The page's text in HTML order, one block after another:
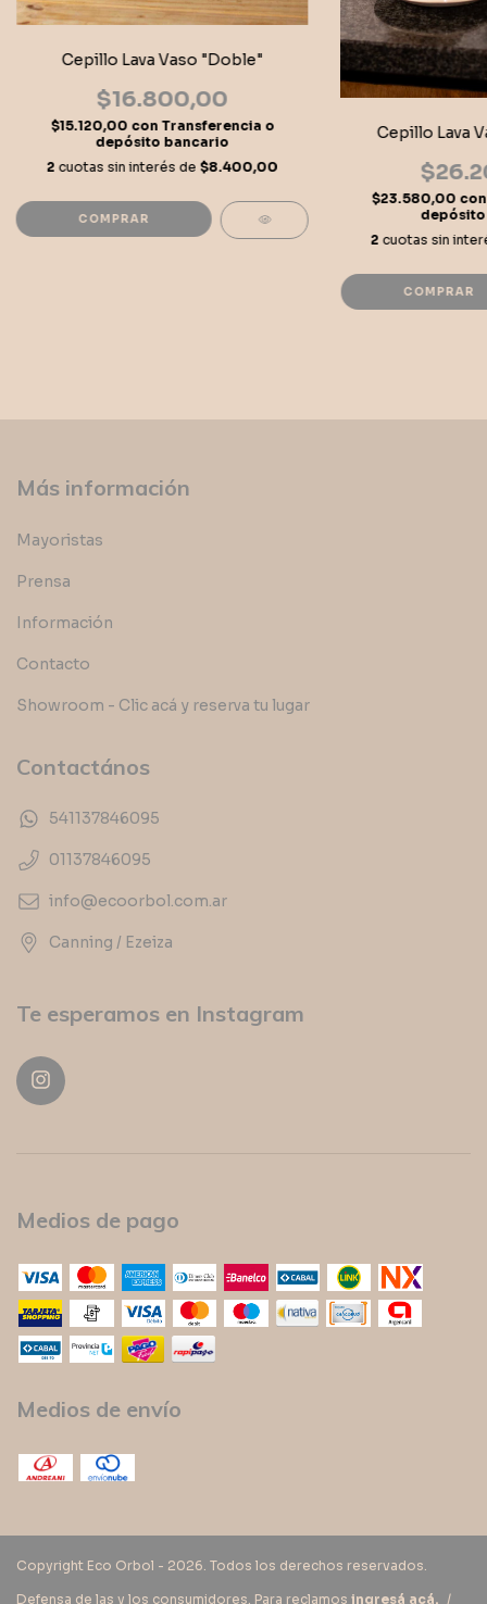
Cepillo Lava Vaso "Doble"
$16.800,00
$15.120,00 con Transferencia o
depósito bancario
2 cuotas sin interés de $8.400,00
COMPRAR
Cepillo Lava
$23.580,00 con
2 cuotas sin
COMPRAR
Más información
Mayoristas
Prensa
Información
Contacto
Showroom - Clic acá y reserva tu lugar
Contactános
541137846095
01137846095
info@ecoorbol.com.ar
Canning / Ezeiza
Te esperamos en Instagram
Medios de pago
Medios de envío
Copyright Eco Orbol - 2026. Todos los derechos reservados.
Defensa de las y los consumidores. Para reclamos ingresá acá. /